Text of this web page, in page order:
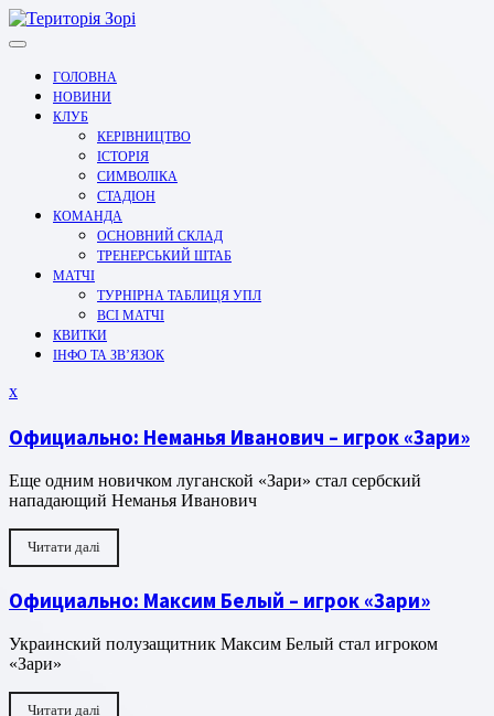
Перейти
до
ГОЛОВНА
НОВИНИ
КЛУБ
КЕРІВНИЦТВО
ІСТОРІЯ
СИМВОЛІКА
СТАДІОН
КОМАНДА
ОСНОВНИЙ СКЛАД
ТРЕНЕРСЬКИЙ ШТАБ
МАТЧІ
ТУРНІРНА ТАБЛИЦЯ УПЛ
ВСІ МАТЧІ
КВИТКИ
ІНФО ТА ЗВ’ЯЗОК
xЗакрити
Официально: Неманья Иванович – игрок «Зари»
Еще одним новичком луганской «Зари» стал сербский
нападающий Неманья Иванович
Читати далі
Официально: Максим Белый – игрок «Зари»
Украинский полузащитник Максим Белый стал игроком
«Зари»
Читати далі